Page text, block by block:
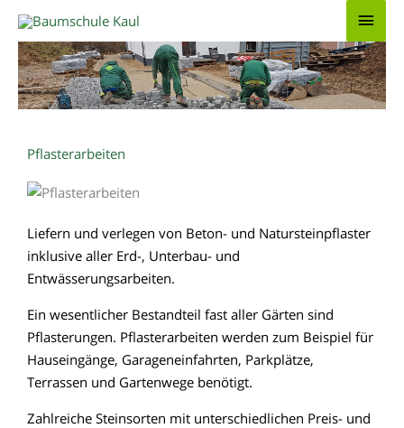
Zum
Inhalt
springen
Pflasterarbeiten
Liefern und verlegen von Beton- und Natursteinpflaster
inklusive aller Erd-, Unterbau- und
Entwässerungsarbeiten.
Ein wesentlicher Bestandteil fast aller Gärten sind
Pflasterungen. Pflasterarbeiten werden zum Beispiel für
Hauseingänge, Garageneinfahrten, Parkplätze,
Terrassen und Gartenwege benötigt.
Zahlreiche Steinsorten mit unterschiedlichen Preis- und